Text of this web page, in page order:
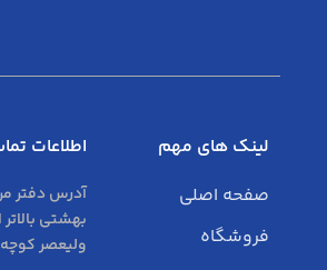
لینک های مهم
صفحه اصلی
فروشگاه
اطلاعات
آدرس دفتر
ولیعصر